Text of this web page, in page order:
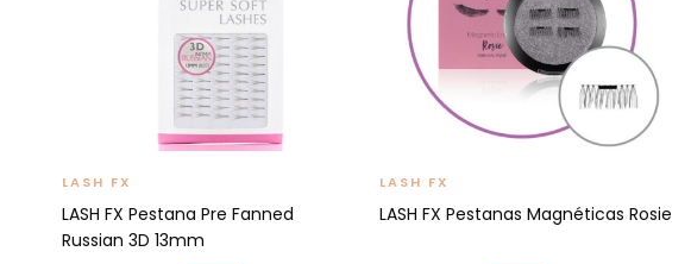
LASH FX
LASH FX Pestana Pre Fanned
Russian 3D 13mm
LASH FX
LASH FX Pestanas Magnéticas Rosie